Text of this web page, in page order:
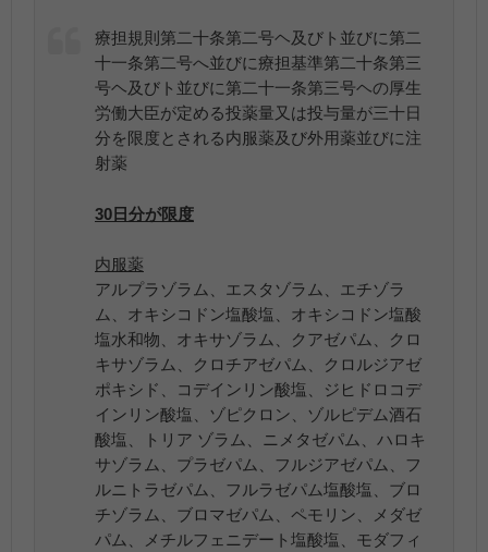
療担規則第二十条第二号ヘ及びト並びに第二
十一条第二号へ並びに療担基準第二十条第三
号ヘ及びト並びに第二十一条第三号ヘの厚生
労働大臣が定める投薬量又は投与量が三十日
分を限度とされる内服薬及び外用薬並びに注
射薬
30日分が限度
内服薬
アルプラゾラム、エスタゾラム、エチゾラ
ム、オキシコドン塩酸塩、オキシコドン塩酸
塩水和物、オキサゾラム、クアゼパム、クロ
キサゾラム、クロチアゼパム、クロルジアゼ
ポキシド、コデインリン酸塩、ジヒドロコデ
インリン酸塩、ゾピクロン、ゾルピデム酒石
酸塩、トリア ゾラム、ニメタゼパム、ハロキ
サゾラム、プラゼパム、フルジアゼパム、フ
ルニトラゼパム、フルラゼパム塩酸塩、ブロ
チゾラム、ブロマゼパム、ペモリン、メダゼ
パム、メチルフェニデート塩酸塩、モダフィ